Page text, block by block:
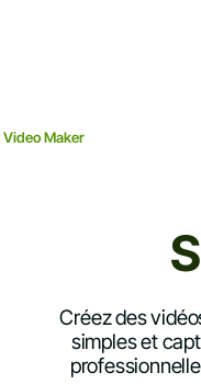
Maker
Créez des
simples et